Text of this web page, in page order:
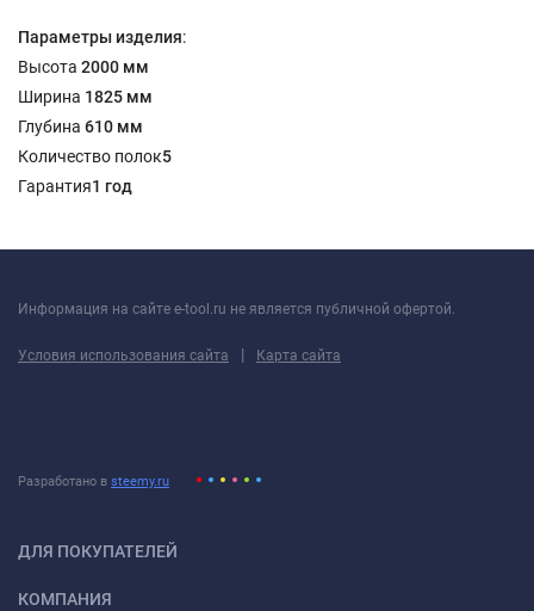
Параметры изделия:
Высота 2000 мм
Ширина 1825 мм
Глубина 610 мм
Количество полок5
Гарантия1 год
Информация на сайте e-tool.ru не является публичной офертой.
Условия использования сайта | Карта сайта
Разработано в steemy.ru
ДЛЯ ПОКУПАТЕЛЕЙ
КОМПАНИЯ